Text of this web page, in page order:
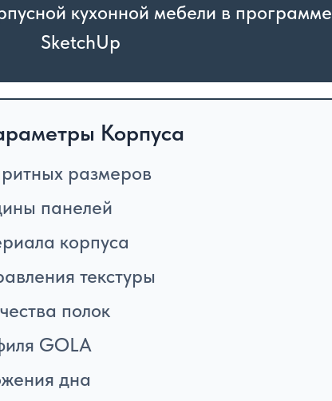
кухонной мебели в программе
SketchUp
Корпуса
размеров
панелей
корпуса
текстуры
полок
GOLA
дна